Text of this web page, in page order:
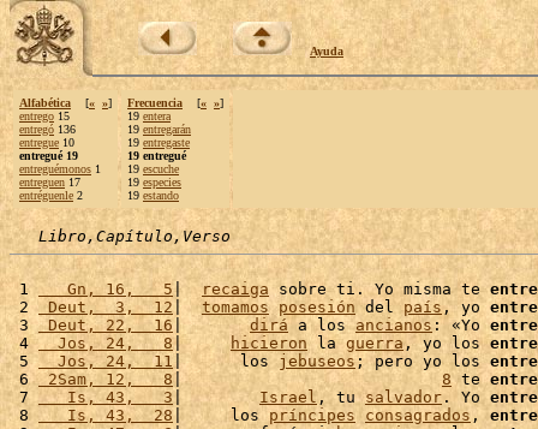
Ayuda
Alfabética [« »]
entrego 15
entregó 136
entregue 10
entregué 19
entreguémonos 1
entreguen 17
entréguenle 2
Frecuencia [« »]
19 entera
19 entregarán
19 entregaste
19 entregué
19 escuche
19 especies
19 estando
Libro,Capítulo,Verso
1
   Gn, 16,   5
| recaiga sobre ti. Yo misma te
2 Deut,  3,  12 | tomamos posesión del país , yo
3 Deut, 22,  16 | dirá a los ancianos : «Yo
4
  Jos, 24,   8
| hicieron la guerra, yo los
5
  Jos, 24,  11
|      los jebuseos ; pero yo los
6
2Sam, 12,   8 | 8 te
7
   Is, 43,   3
| Israel , tu salvador . Yo
8
   Is, 43,  28
|     los príncipes consagrados ,